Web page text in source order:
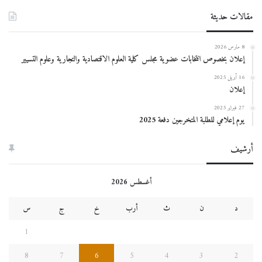
العلوم
الاقتصادية
و
التجارية
علوم
التسيير
مقالات حديثة
8 مارس 2026
إعلان بخصوص انتخابات عضوية مجلس كلية العلوم الاقتصادية والتجارية وعلوم التسيير
16 أبريل 2025
إعلان
27 فبراير 2025
يوم إعلامي للطلبة المتخرجين دفعة 2025
أرشيف
أغسطس 2026
د
ن ث أرب خ ج
س
1
2
3
4
5
6
7
8